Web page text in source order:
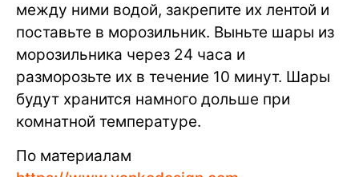
между ними водой, закрепите их лентой и
поставьте в морозильник. Выньте шары из
морозильника через 24 часа и
разморозьте их в течение 10 минут. Шары
будут хранится намного дольше при
комнатной температуре.
По материалам